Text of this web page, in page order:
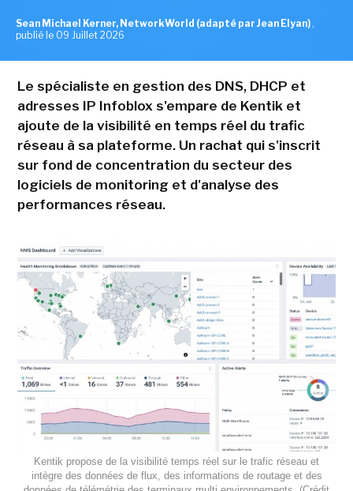
Sean Michael Kerner, NetworkWorld (adapté par Jean Elyan) ,
publié le 09 Juillet 2026
Le spécialiste en gestion des DNS, DHCP et
adresses IP Infoblox s'empare de Kentik et
ajoute de la visibilité en temps réel du trafic
réseau à sa plateforme. Un rachat qui s'inscrit
sur fond de concentration du secteur des
logiciels de monitoring et d'analyse des
performances réseau.
Kentik propose de la visibilité temps réel sur le trafic réseau et
intègre des données de flux, des informations de routage et des